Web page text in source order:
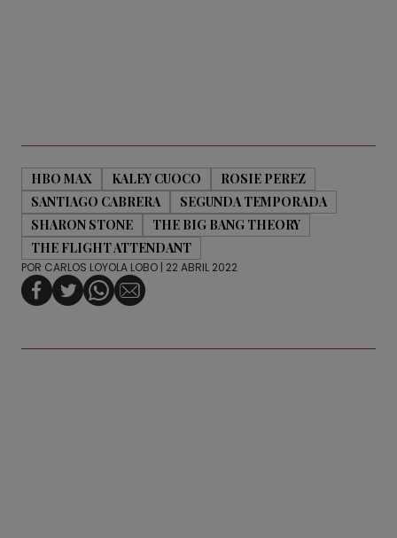
HBO MAX KALEY CUOCO
ROSIE PEREZ
SANTIAGO CABRERA
SEGUNDA TEMPORADA
SHARON STONE
THE BIG BANG THEORY
THE FLIGHT ATTENDANT
POR CARLOS LOYOLA LOBO | 22 ABRIL 2022